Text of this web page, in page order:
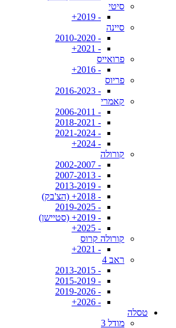
סיטי
- 2019+
סיינה
- 2010-2020
- 2021+
פרואייס
- 2016+
פריוס
- 2016-2023
קאמרי
- 2006-2011
- 2018-2021
- 2021-2024
- 2024+
קורולה
- 2002-2007
- 2007-2013
- 2013-2019
- 2018+ (הצ'בק)
- 2019-2025
- 2019+ (סטיישן)
- 2025+
קורולה קרוס
- 2021+
ראב 4
- 2013-2015
- 2015-2019
- 2019-2026
- 2026+
טסלה
מודל 3